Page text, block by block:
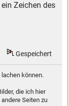
Zeichen des
Gespeichert
können.
die ich hier
Seiten zu